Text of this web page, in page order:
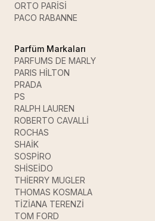
ORTO PARİSİ
PACO RABANNE
Parfüm Markaları
PARFUMS DE MARLY
PARIS HİLTON
PRADA
PS
RALPH LAUREN
ROBERTO CAVALLİ
ROCHAS
SHAİK
SOSPİRO
SHİSEİDO
THİERRY MUGLER
THOMAS KOSMALA
TİZİANA TERENZİ
TOM FORD